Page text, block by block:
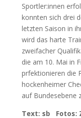
Sportler:innen
konnten sich drei
letzten Saison in
wird das harte
zweifacher
die am 10. Mai in
prfektionieren die
hockenheimer
auf Bundesebene
Text: sb Fotos: